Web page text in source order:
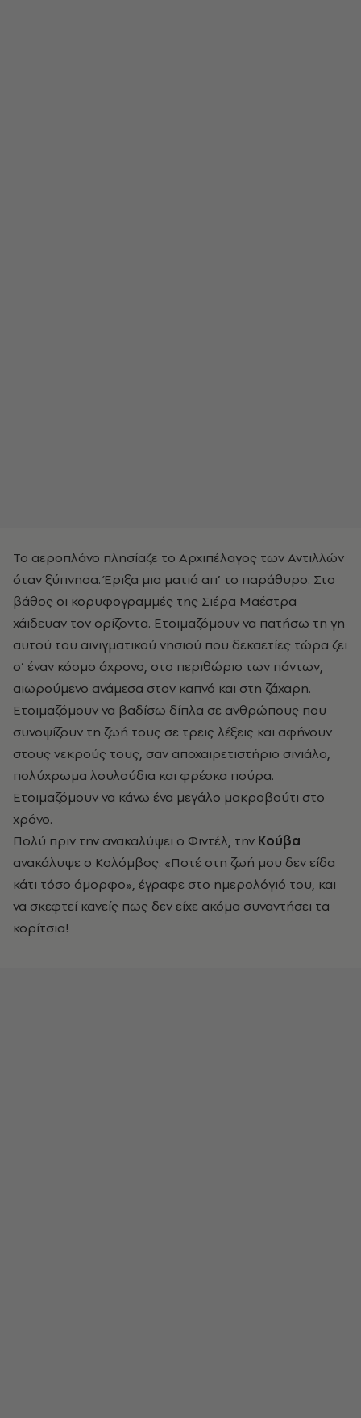
Το αεροπλάνο πλησίαζε το Αρχιπέλαγος των Αντιλλών
όταν ξύπνησα. Έριξα μια ματιά απ’ το παράθυρο. Στο
βάθος οι κορυφογραμμές της Σιέρα Μαέστρα
χάιδευαν τον ορίζοντα. Ετοιμαζόμουν να πατήσω τη γη
αυτού του αινιγματικού νησιού που δεκαετίες τώρα ζει
σ’ έναν κόσμο άχρονο, στο περιθώριο των πάντων,
αιωρούμενο ανάμεσα στον καπνό και στη ζάχαρη.
Ετοιμαζόμουν να βαδίσω δίπλα σε ανθρώπους που
συνοψίζουν τη ζωή τους σε τρεις λέξεις και αφήνουν
στους νεκρούς τους, σαν αποχαιρετιστήριο σινιάλο,
πολύχρωμα λουλούδια και φρέσκα πούρα.
Ετοιμαζόμουν να κάνω ένα μεγάλο μακροβούτι στο
χρόνο.
Πολύ πριν την ανακαλύψει ο Φιντέλ, την Κούβα
ανακάλυψε ο Κολόμβος. «Ποτέ στη ζωή μου δεν είδα
κάτι τόσο όμορφο», έγραφε στο ημερολόγιό του, και
να σκεφτεί κανείς πως δεν είχε ακόμα συναντήσει τα
κορίτσια!